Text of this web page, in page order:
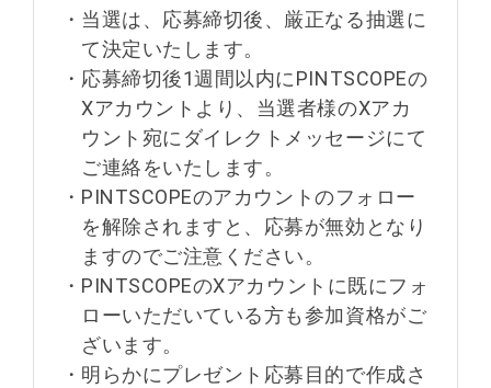
・ 当選は、応募締切後、厳正なる抽選に
て決定いたします。
・ 応募締切後1週間以内にPINTSCOPEの
Xアカウントより、当選者様のXアカ
ウント宛にダイレクトメッセージにて
ご連絡をいたします。
・ PINTSCOPEのアカウントのフォロー
を解除されますと、応募が無効となり
ますのでご注意ください。
・ PINTSCOPEのXアカウントに既にフォ
ローいただいている方も参加資格がご
ざいます。
・ 明らかにプレゼント応募目的で作成さ